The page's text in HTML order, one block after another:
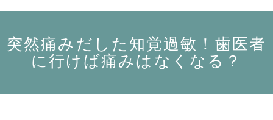
突然痛みだした知覚過敏！歯医者
に行けば痛みはなくなる？